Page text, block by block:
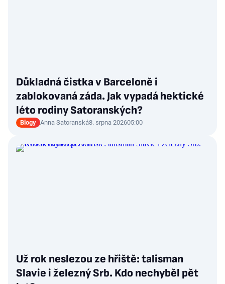
Důkladná čistka v Barceloně i
zablokovaná záda. Jak vypadá hektické
léto rodiny Satoranských?
Blogy Anna Satoranská8. srpna 202605:00
Už rok neslezou ze hřiště: talisman
Slavie i železný Srb. Kdo nechyběl pět